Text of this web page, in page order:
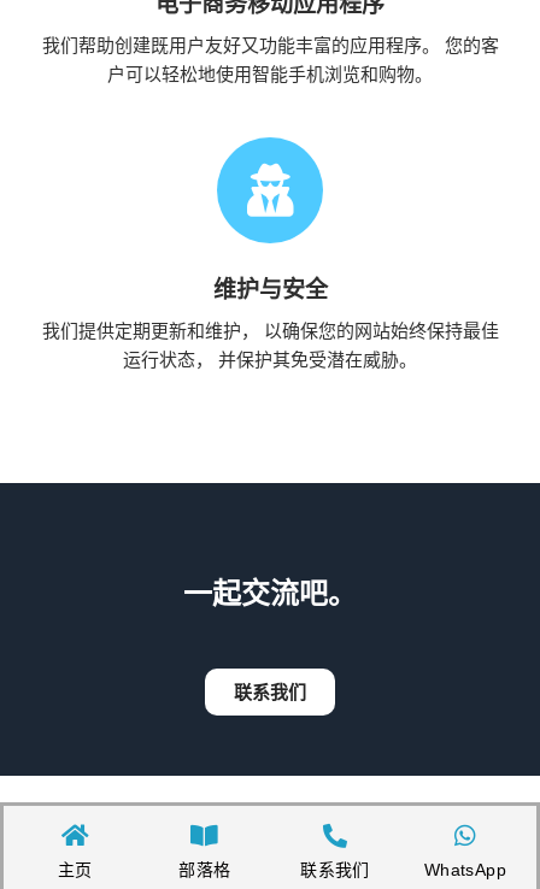
我们帮助创建既用户友好又功能丰富的应用程序。 您的客
户可以轻松地使用智能手机浏览和购物。
维护与安全
我们提供定期更新和维护， 以确保您的网站始终保持最佳
运行状态， 并保护其免受潜在威胁。
一起交流吧。
联系我们
主页 部落格 联系我们 WhatsApp